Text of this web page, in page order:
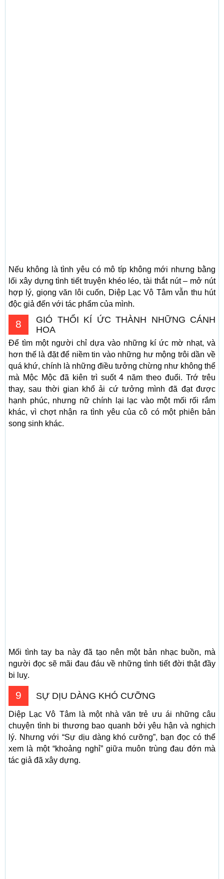
Nếu không là tình yêu có mô típ không mới nhưng bằng
lối xây dựng tình tiết truyện khéo léo, tài thắt nút – mở nút
hợp lý, giọng văn lôi cuốn, Diệp Lạc Vô Tâm vẫn thu hút
độc giả đến với tác phẩm của mình.
8
GIÓ THỔI KÍ ỨC THÀNH NHỮNG CÁNH
HOA
Để tìm một người chỉ dựa vào những kí ức mờ nhạt, và
hơn thế là đặt để niềm tin vào những hư mộng trôi dần về
quá khứ, chính là những điều tưởng chừng như không thể
mà Mộc Mộc đã kiên trì suốt 4 năm theo đuổi. Trớ trêu
thay, sau thời gian khổ ải cứ tưởng mình đã đạt được
hạnh phúc, nhưng nữ chính lại lạc vào một mối rối rắm
khác, vì chợt nhận ra tình yêu của cô có một phiên bản
song sinh khác.
Mối tình tay ba này đã tạo nên một bản nhạc buồn, mà
người đọc sẽ mãi đau đáu về những tình tiết đời thật đầy
bi luỵ.
9 SỰ DỊU DÀNG KHÓ CƯỠNG
Diệp Lạc Vô Tâm là một nhà văn trẻ ưu ái những câu
chuyện tình bi thương bao quanh bởi yêu hận và nghịch
lý. Nhưng với “Sự dịu dàng khó cưỡng”, bạn đọc có thể
xem là một “khoảng nghỉ” giữa muôn trùng đau đớn mà
tác giả đã xây dựng.